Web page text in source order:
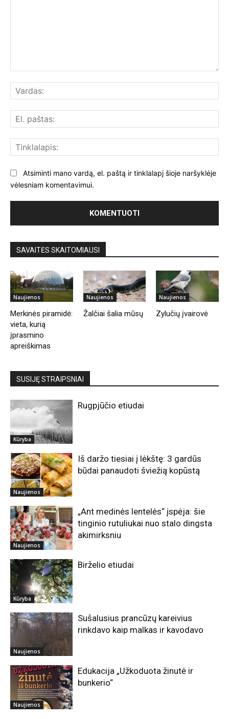
Atsiminti mano vardą, el. paštą ir tinklalapį šioje naršyklėje
vėlesniam komentavimui.
SAVAITĖS SKAITOMIAUSI
Naujienos
Merkinės piramidė:
vieta, kurią
įprasmino
apreiškimas
Naujienos
Žalčiai šalia mūsų
Naujienos
Zylučių įvairovė
SUSIJĘ STRAIPSNIAI
Kūryba
Rugpjūčio etiudai
Naujienos
Iš daržo tiesiai į lėkštę: 3 gardūs
būdai panaudoti šviežią kopūstą
Naujienos
„Ant medinės lentelės“ įspėja: šie
tinginio rutuliukai nuo stalo dingsta
akimirksniu
Kūryba
Birželio etiudai
Naujienos
Sušalusius prancūzų kareivius
rinkdavo kaip malkas ir kavodavo
Naujienos
Edukacija „Užkoduota žinutė ir
bunkerio“